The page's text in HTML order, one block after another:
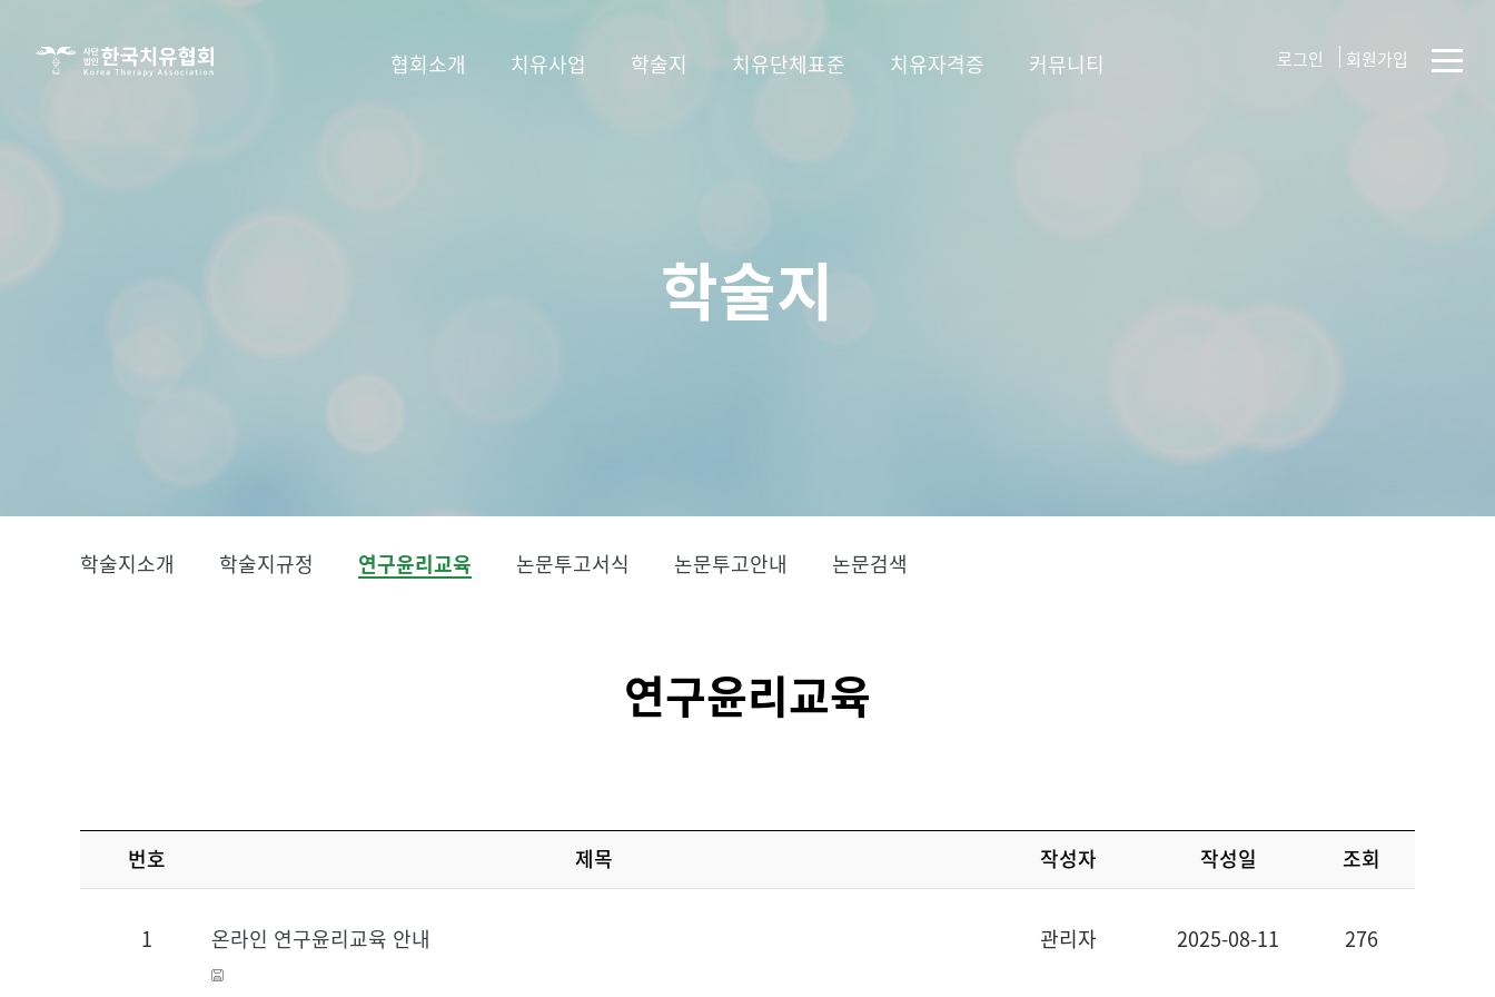
사단법인
협회소개 치유사업 학술지 치유단체표준 치유자격증 커뮤니티 로그인 회원가입
학술지
학술지소개 학술지규정 연구윤리교육 논문투고서식 논문투고안내 논문검색
연구윤리교육
번호 제목 작성자 작성일 조회
1 온라인 연구윤리교육 안내 관리자 2025-08-11 276